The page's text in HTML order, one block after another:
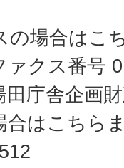
の場合はこ
ァクス番号
田庁舎企画
合はこちら